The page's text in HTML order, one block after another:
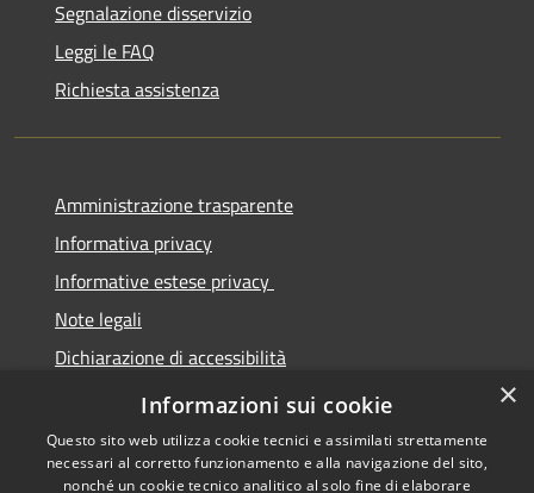
Segnalazione disservizio
Leggi le FAQ
Richiesta assistenza
Amministrazione trasparente
Informativa privacy
Informative estese privacy
Note legali
Dichiarazione di accessibilità
Obbiettivi di Accessibilità
×
Informazioni sui cookie
Questo sito web utilizza cookie tecnici e assimilati strettamente
necessari al corretto funzionamento e alla navigazione del sito,
nonché un cookie tecnico analitico al solo fine di elaborare